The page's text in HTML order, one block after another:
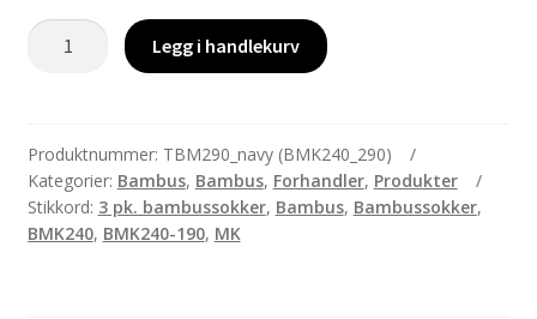
MK
Bambussokker
3
pk.
antall
Legg i handlekurv
Produktnummer: TBM290_navy (BMK240_290)
Kategorier: Bambus, Bambus, Forhandler, Produkter
Stikkord: 3 pk. bambussokker, Bambus, Bambussokker,
BMK240, BMK240-190, MK